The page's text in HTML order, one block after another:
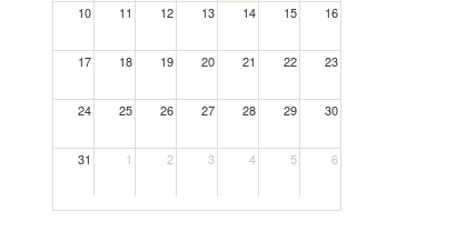
10 11 12 13 14 15 16
17 18 19 20 21 22 23
24 25 26 27 28 29 30
31 1 2 3 4 5 6